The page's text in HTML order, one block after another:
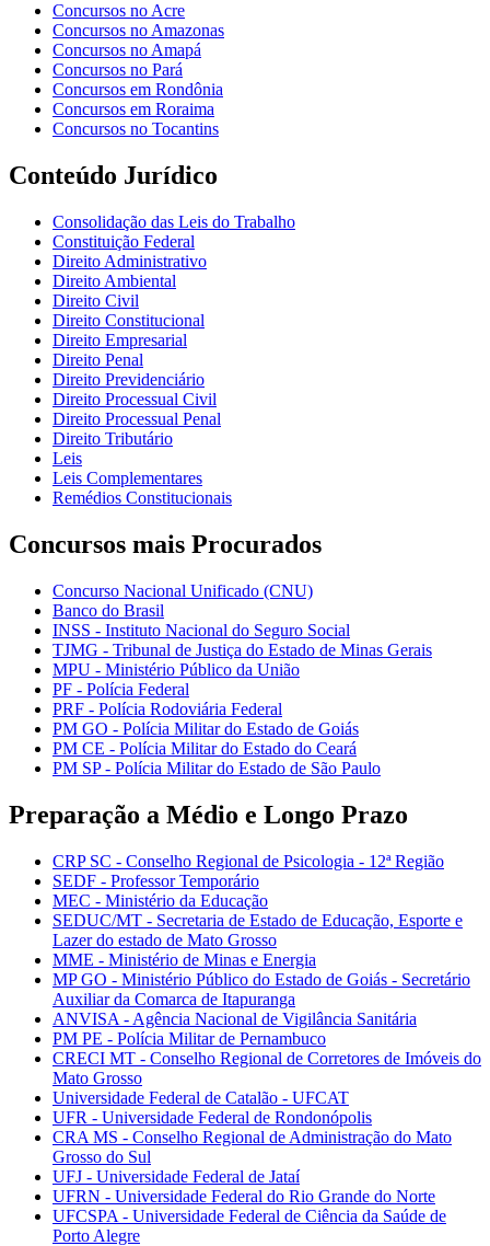
Concursos no Acre
Concursos no Amazonas
Concursos no Amapá
Concursos no Pará
Concursos em Rondônia
Concursos em Roraima
Concursos no Tocantins
Conteúdo Jurídico
Consolidação das Leis do Trabalho
Constituição Federal
Direito Administrativo
Direito Ambiental
Direito Civil
Direito Constitucional
Direito Empresarial
Direito Penal
Direito Previdenciário
Direito Processual Civil
Direito Processual Penal
Direito Tributário
Leis
Leis Complementares
Remédios Constitucionais
Concursos mais Procurados
Concurso Nacional Unificado (CNU)
Banco do Brasil
INSS - Instituto Nacional do Seguro Social
TJMG - Tribunal de Justiça do Estado de Minas Gerais
MPU - Ministério Público da União
PF - Polícia Federal
PRF - Polícia Rodoviária Federal
PM GO - Polícia Militar do Estado de Goiás
PM CE - Polícia Militar do Estado do Ceará
PM SP - Polícia Militar do Estado de São Paulo
Preparação a Médio e Longo Prazo
CRP SC - Conselho Regional de Psicologia - 12ª Região
SEDF - Professor Temporário
MEC - Ministério da Educação
SEDUC/MT - Secretaria de Estado de Educação, Esporte e
Lazer do estado de Mato Grosso
MME - Ministério de Minas e Energia
MP GO - Ministério Público do Estado de Goiás - Secretário
Auxiliar da Comarca de Itapuranga
ANVISA - Agência Nacional de Vigilância Sanitária
PM PE - Polícia Militar de Pernambuco
CRECI MT - Conselho Regional de Corretores de Imóveis do
Mato Grosso
Universidade Federal de Catalão - UFCAT
UFR - Universidade Federal de Rondonópolis
CRA MS - Conselho Regional de Administração do Mato
Grosso do Sul
UFJ - Universidade Federal de Jataí
UFRN - Universidade Federal do Rio Grande do Norte
UFCSPA - Universidade Federal de Ciência da Saúde de
Porto Alegre